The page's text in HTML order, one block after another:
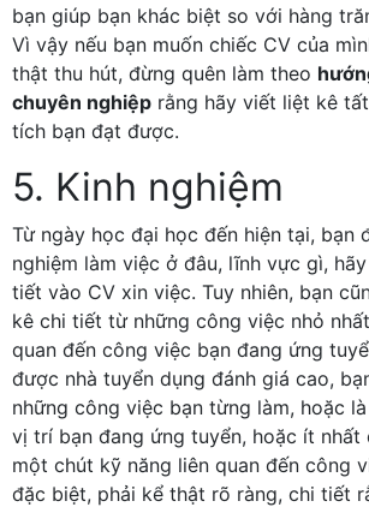
bạn giúp bạn khác biệt so với hàng
Vì vậy nếu bạn muốn chiếc CV của
thật thu hút, đừng quên làm theo
chuyên nghiệp rằng hãy viết liệt kê
tích bạn đạt được.
5. Kinh nghiệm
Từ ngày học đại học đến hiện tại, bạn
nghiệm làm việc ở đâu, lĩnh vực gì,
tiết vào CV xin việc. Tuy nhiên, bạn
kê chi tiết từ những công việc nhỏ
quan đến công việc bạn đang ứng
được nhà tuyển dụng đánh giá cao,
những công việc bạn từng làm, hoặc
vị trí bạn đang ứng tuyển, hoặc ít
một chút kỹ năng liên quan đến công
đặc biệt, phải kể thật rõ ràng, chi tiết